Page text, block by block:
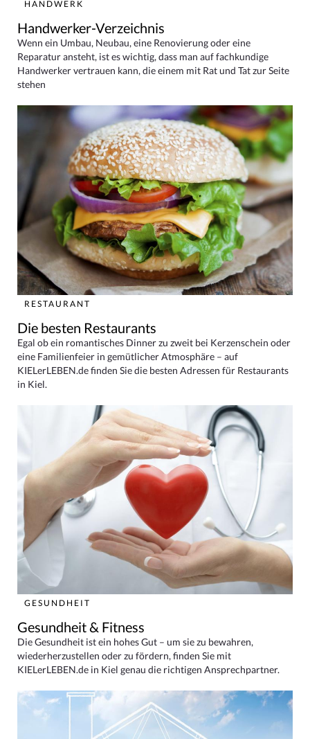
HANDWERK
Handwerker-Verzeichnis
Wenn ein Umbau, Neubau, eine Renovierung oder eine
Reparatur ansteht, ist es wichtig, dass man auf fachkundige
Handwerker vertrauen kann, die einem mit Rat und Tat zur Seite
stehen
RESTAURANT
Die besten Restaurants
Egal ob ein romantisches Dinner zu zweit bei Kerzenschein oder
eine Familienfeier in gemütlicher Atmosphäre – auf
KIELerLEBEN.de finden Sie die besten Adressen für Restaurants
in Kiel.
GESUNDHEIT
Gesundheit & Fitness
Die Gesundheit ist ein hohes Gut – um sie zu bewahren,
wiederherzustellen oder zu fördern, finden Sie mit
KIELerLEBEN.de in Kiel genau die richtigen Ansprechpartner.